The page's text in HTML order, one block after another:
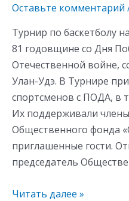
Оставьте комментарий
Турнир по баскетболу
81 годовщине со Дня
Отечественной войне,
Улан-Удэ. В Турнире
спортсменов с ПОДА, в
Их поддерживали
Общественного фонда
приглашенные гости.
председатель
Читать далее »